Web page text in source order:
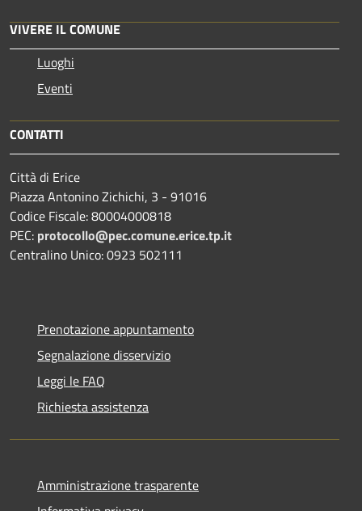
VIVERE IL COMUNE
Luoghi
Eventi
CONTATTI
Città di Erice
Piazza Antonino Zichichi, 3 - 91016
Codice Fiscale: 80004000818
PEC: protocollo@pec.comune.erice.tp.it
Centralino Unico: 0923 502111
Prenotazione appuntamento
Segnalazione disservizio
Leggi le FAQ
Richiesta assistenza
Amministrazione trasparente